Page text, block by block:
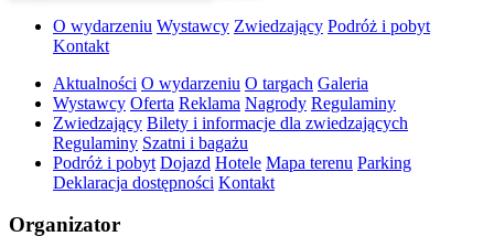
O wydarzeniu Wystawcy Zwiedzający Podróż i pobyt
Kontakt
Aktualności O wydarzeniu O targach Galeria
Wystawcy Oferta Reklama Nagrody Regulaminy
Zwiedzający Bilety i informacje dla zwiedzających
Regulaminy Szatni i bagażu
Podróż i pobyt Dojazd Hotele Mapa terenu Parking
Deklaracja dostępności Kontakt
Organizator